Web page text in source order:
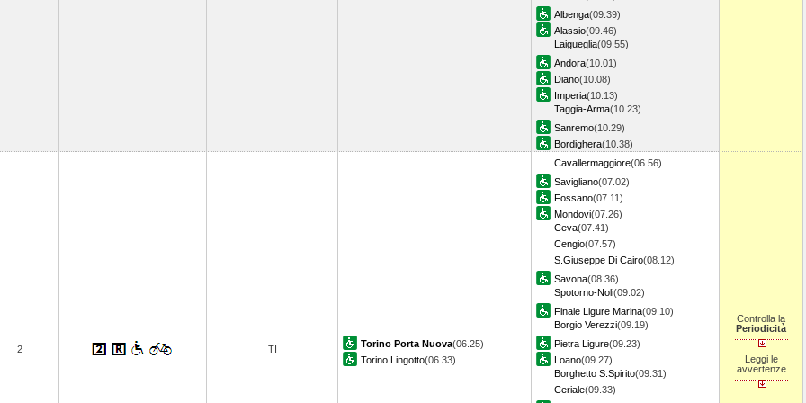
Albenga(09.39)
Alassio(09.46)
Laigueglia(09.55)
Andora(10.01)
Diano(10.08)
Imperia(10.13)
Taggia-Arma(10.23)
Sanremo(10.29)
Bordighera(10.38)
2 TI Torino Porta Nuova(06.25)
Torino Lingotto(06.33)
Cavallermaggiore(06.56)
Savigliano(07.02)
Fossano(07.11)
Mondovi(07.26)
Ceva(07.41)
Cengio(07.57)
S.Giuseppe Di Cairo(08.12)
Savona(08.36)
Spotorno-Noli(09.02)
Finale Ligure Marina(09.10)
Borgio Verezzi(09.19)
Pietra Ligure(09.23)
Loano(09.27)
Borghetto S.Spirito(09.31)
Ceriale(09.33)
Controlla la
Periodicità
Leggi le
avvertenze